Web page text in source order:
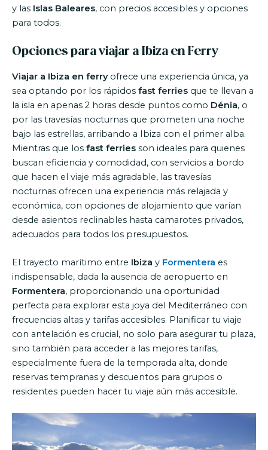
y las Islas Baleares, con precios accesibles y opciones
para todos.
Opciones para viajar a Ibiza en Ferry
Viajar a Ibiza en ferryofrece una experiencia única, ya
sea optando por los rápidos fast ferries que te llevan a
la isla en apenas 2 horas desde puntos como Dénia, o
por las travesías nocturnas que prometen una noche
bajo las estrellas, arribando a Ibiza con el primer alba.
Mientras que los fast ferries son ideales para quienes
buscan eficiencia y comodidad, con servicios a bordo
que hacen el viaje más agradable, las travesías
nocturnas ofrecen una experiencia más relajada y
económica, con opciones de alojamiento que varían
desde asientos reclinables hasta camarotes privados,
adecuados para todos los presupuestos.
El trayecto marítimo entre Ibiza y Formentera es
indispensable, dada la ausencia de aeropuerto en
Formentera, proporcionando una oportunidad
perfecta para explorar esta joya del Mediterráneo con
frecuencias altas y tarifas accesibles. Planificar tu viaje
con antelación es crucial, no solo para asegurar tu plaza,
sino también para acceder a las mejores tarifas,
especialmente fuera de la temporada alta, donde
reservas tempranas y descuentos para grupos o
residentes pueden hacer tu viaje aún más accesible.